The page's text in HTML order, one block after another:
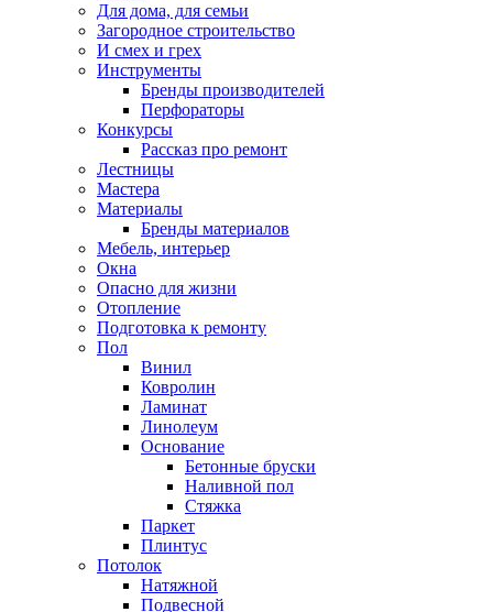
Для дома, для семьи
Загородное строительство
И смех и грех
Инструменты
Бренды производителей
Перфораторы
Конкурсы
Рассказ про ремонт
Лестницы
Мастера
Материалы
Бренды материалов
Мебель, интерьер
Окна
Опасно для жизни
Отопление
Подготовка к ремонту
Пол
Винил
Ковролин
Ламинат
Линолеум
Основание
Бетонные бруски
Наливной пол
Стяжка
Паркет
Плинтус
Потолок
Натяжной
Подвесной